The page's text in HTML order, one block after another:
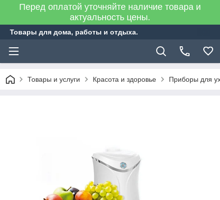
Перед оплатой уточняйте наличие товара и
актуальность цены.
Товары для дома, работы и отдыха.
Товары и услуги Красота и здоровье Приборы для